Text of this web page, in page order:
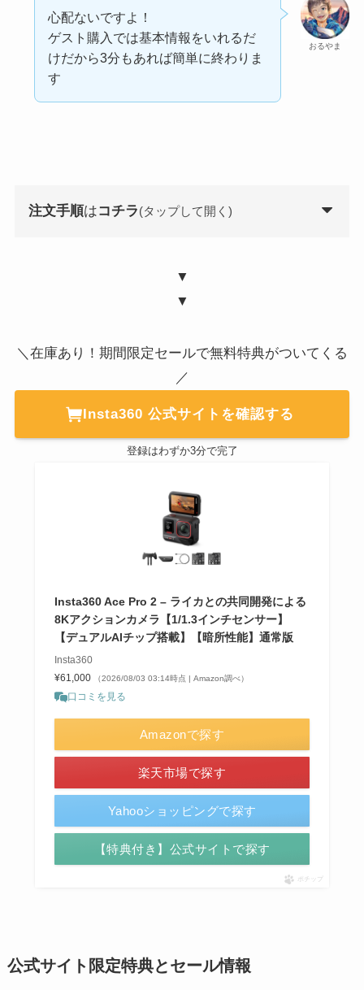
おるやま
心配ないですよ！
ゲスト購入では基本情報をいれるだ
けだから3分もあれば簡単に終わりま
す
注文手順はコチラ(タップして開く)
▼
▼
＼在庫あり！期間限定セールで無料特典がついてくる
／
Insta360 公式サイトを確認する
登録はわずか3分で完了
Insta360 Ace Pro 2 – ライカとの共同開発による
8Kアクションカメラ【1/1.3インチセンサー】
【デュアルAIチップ搭載】【暗所性能】通常版
Insta360
¥61,000
（2026/08/03 03:14時点 | Amazon調べ）
口コミを見る
Amazonで探す
楽天市場で探す
Yahooショッピングで探す
【特典付き】公式サイトで探す
ポチップ
公式サイト限定特典とセール情報